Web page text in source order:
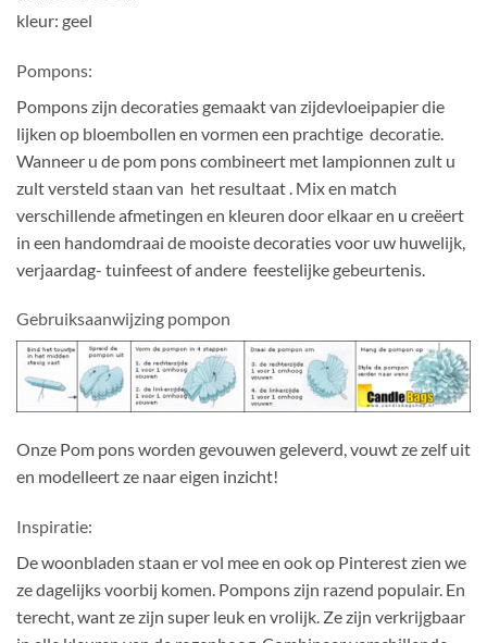
kleur: geel
Pompons:
Pompons zijn decoraties gemaakt van zijdevloeipapier die
lijken op bloembollen en vormen een prachtige decoratie.
Wanneer u de pom pons combineert met lampionnen zult u
zult versteld staan van het resultaat . Mix en match
verschillende afmetingen en kleuren door elkaar en u creëert
in een handomdraai de mooiste decoraties voor uw huwelijk,
verjaardag- tuinfeest of andere feestelijke gebeurtenis.
Gebruiksaanwijzing pompon
Onze Pom pons worden gevouwen geleverd, vouwt ze zelf uit
en modelleert ze naar eigen inzicht!
Inspiratie:
De woonbladen staan er vol mee en ook op Pinterest zien we
ze dagelijks voorbij komen. Pompons zijn razend populair. En
terecht, want ze zijn super leuk en vrolijk. Ze zijn verkrijgbaar